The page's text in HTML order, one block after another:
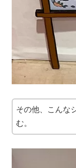
その他、こんな
む。